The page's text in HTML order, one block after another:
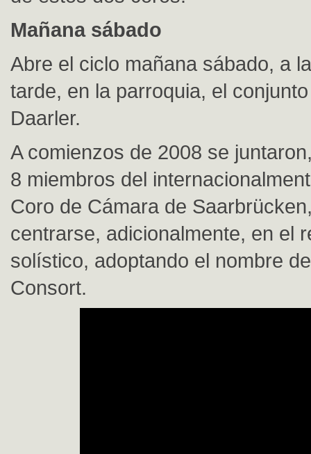
Mañana sábado
Abre el ciclo mañana sábado, a
tarde, en la parroquia, el
Daarler.
A comienzos de 2008 se
8 miembros del
Coro de Cámara de
centrarse, adicionalmente, en el
solístico, adoptando el nombre
Consort.